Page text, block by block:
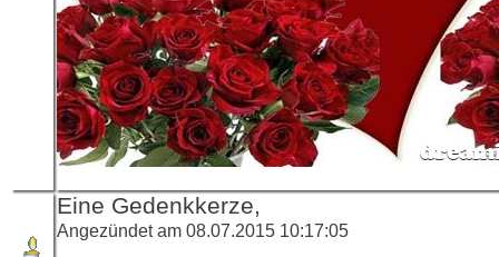
Eine Gedenkkerze,
Angezündet am 08.07.2015 10:17:05